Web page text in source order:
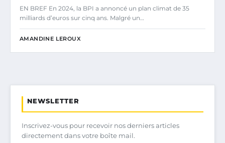
EN BREF En 2024, la BPI a annoncé un plan climat de 35
milliards d’euros sur cinq ans. Malgré un…
AMANDINE LEROUX
NEWSLETTER
Inscrivez-vous pour recevoir nos derniers articles
directement dans votre boîte mail.